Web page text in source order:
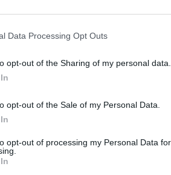
Data Processing Opt Outs
opt-out of the Sharing of my personal data.
opt-out of the Sale of my Personal Data.
opt-out of processing my Personal Data
ilgai laukė